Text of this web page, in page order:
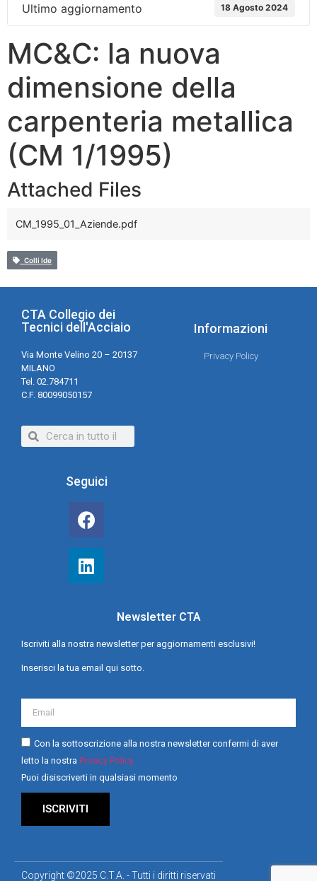
Ultimo aggiornamento 18 Agosto 2024
MC&C: la nuova
dimensione della
carpenteria metallica
(CM 1/1995)
Attached Files
CM_1995_01_Aziende.pdf
Colli Ide
CTA Collegio dei
Tecnici dell'Acciaio
Via Monte Velino 20 – 20137
MILANO
Tel. 02.784711
C.F. 80099050157
Informazioni
Privacy Policy
Seguici
Newsletter CTA
Iscriviti alla nostra newsletter per aggiornamenti esclusivi!
Inserisci la tua email qui sotto.
Con la sottoscrizione alla nostra newsletter confermi di aver
letto la nostra Privacy Policy
Puoi disiscriverti in qualsiasi momento
ISCRIVITI
Copyright ©2025 C.T.A. - Tutti i diritti riservati